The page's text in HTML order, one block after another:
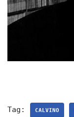
Tag: CALVINO